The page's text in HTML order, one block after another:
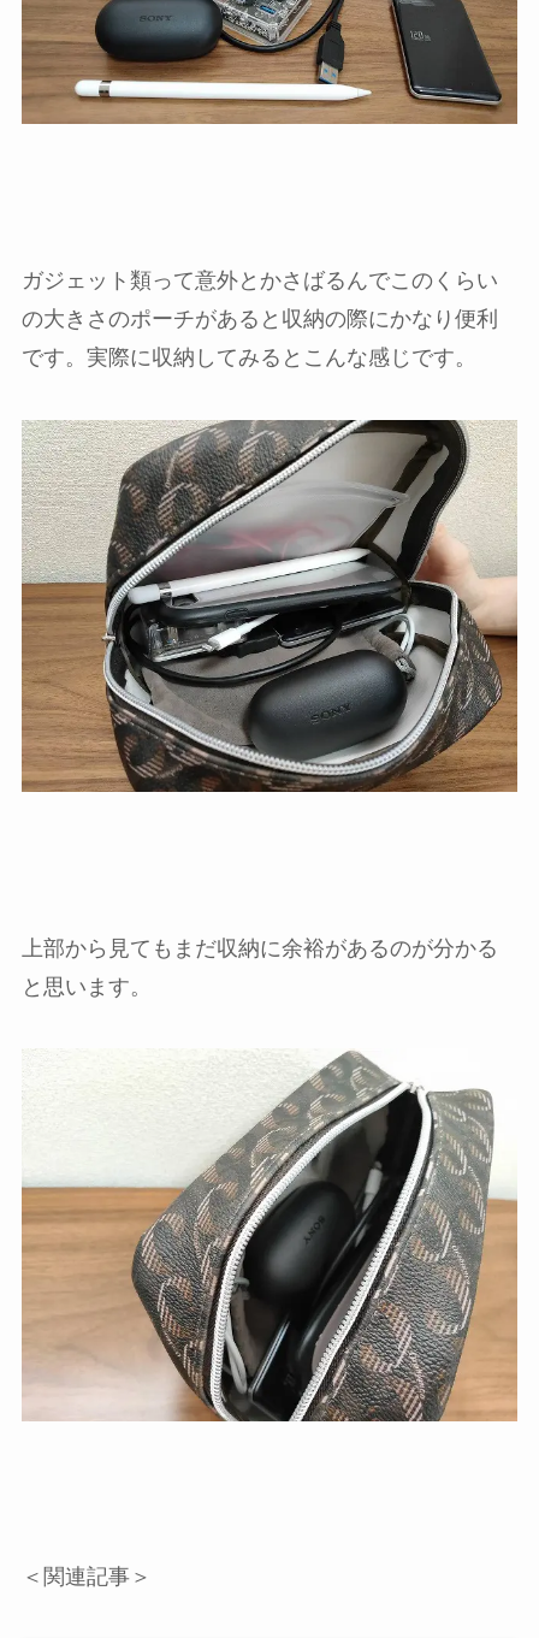
ガジェット類って意外とかさばるんでこのくらい
の大きさのポーチがあると収納の際にかなり便利
です。実際に収納してみるとこんな感じです。
上部から見てもまだ収納に余裕があるのが分かる
と思います。
＜関連記事＞